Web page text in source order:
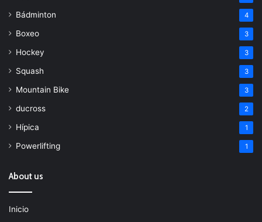
Bádminton 4
Boxeo 3
Hockey 3
Squash 3
Mountain Bike 3
ducross 2
Hípica 1
Powerlifting 1
About us
Inicio